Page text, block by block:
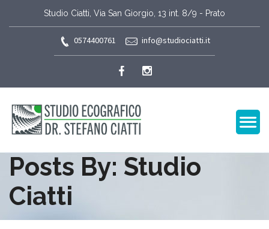
Studio Ciatti, Via San Giorgio, 13 int. 8/9 - Prato
0574400761 info@studiociatti.it
Posts By: Studio
Ciatti